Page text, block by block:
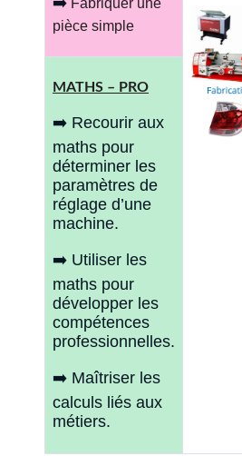
pièce simple
MATHS – PRO
➡️ Recourir aux
maths pour
déterminer les
paramètres de
réglage d’une
machine.
➡️ Utiliser les
maths pour
développer les
compétences
professionnelles.
➡️ Maîtriser les
calculs liés aux
métiers.